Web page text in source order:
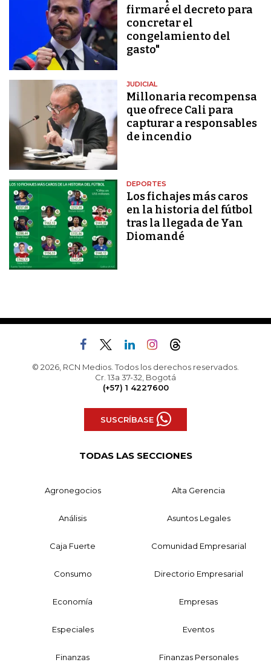
firmaré el decreto para
concretar el
congelamiento del
gasto"
JUDICIAL
Millonaria recompensa
que ofrece Cali para
capturar a responsables
de incendio
DEPORTES
Los fichajes más caros
en la historia del fútbol
tras la llegada de Yan
Diomandé
© 2026, RCN Medios. Todos los derechos reservados.
Cr. 13a 37-32, Bogotá
(+57) 1 4227600
SUSCRÍBASE
TODAS LAS SECCIONES
Agronegocios Alta Gerencia
Análisis Asuntos Legales
Caja Fuerte Comunidad Empresarial
Consumo Directorio Empresarial
Economía Empresas
Especiales Eventos
Finanzas Finanzas Personales